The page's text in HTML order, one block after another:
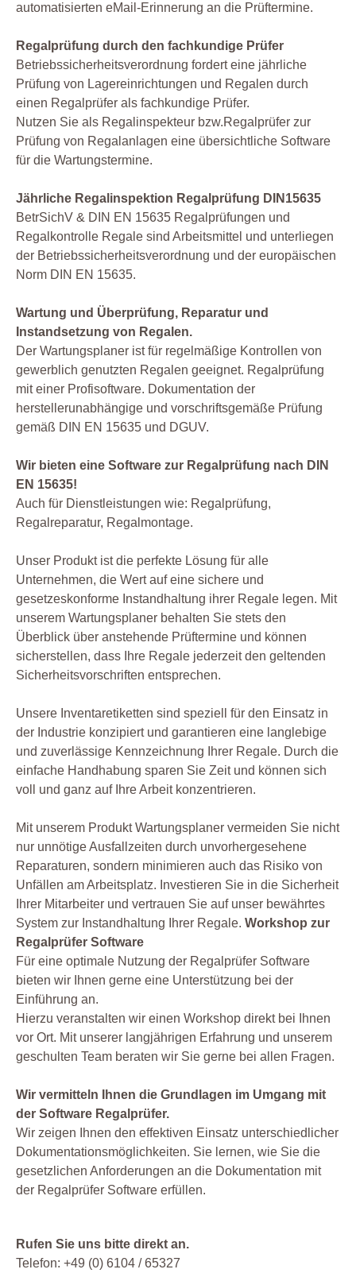
automatisierten eMail-Erinnerung an die Prüftermine.
Regalprüfung durch den fachkundige Prüfer
Betriebssicherheitsverordnung fordert eine jährliche
Prüfung von Lagereinrichtungen und Regalen durch
einen Regalprüfer als fachkundige Prüfer.
Nutzen Sie als Regalinspekteur bzw.Regalprüfer zur
Prüfung von Regalanlagen eine übersichtliche Software
für die Wartungstermine.
Jährliche Regalinspektion Regalprüfung DIN15635
BetrSichV & DIN EN 15635 Regalprüfungen und
Regalkontrolle Regale sind Arbeitsmittel und unterliegen
der Betriebssicherheitsverordnung und der europäischen
Norm DIN EN 15635.
Wartung und Überprüfung, Reparatur und
Instandsetzung von Regalen.
Der Wartungsplaner ist für regelmäßige Kontrollen von
gewerblich genutzten Regalen geeignet. Regalprüfung
mit einer Profisoftware. Dokumentation der
herstellerunabhängige und vorschriftsgemäße Prüfung
gemäß DIN EN 15635 und DGUV.
Wir bieten eine Software zur Regalprüfung nach DIN
EN 15635!
Auch für Dienstleistungen wie: Regalprüfung,
Regalreparatur, Regalmontage.
Unser Produkt ist die perfekte Lösung für alle
Unternehmen, die Wert auf eine sichere und
gesetzeskonforme Instandhaltung ihrer Regale legen. Mit
unserem Wartungsplaner behalten Sie stets den
Überblick über anstehende Prüftermine und können
sicherstellen, dass Ihre Regale jederzeit den geltenden
Sicherheitsvorschriften entsprechen.
Unsere Inventaretiketten sind speziell für den Einsatz in
der Industrie konzipiert und garantieren eine langlebige
und zuverlässige Kennzeichnung Ihrer Regale. Durch die
einfache Handhabung sparen Sie Zeit und können sich
voll und ganz auf Ihre Arbeit konzentrieren.
Mit unserem Produkt Wartungsplaner vermeiden Sie nicht
nur unnötige Ausfallzeiten durch unvorhergesehene
Reparaturen, sondern minimieren auch das Risiko von
Unfällen am Arbeitsplatz. Investieren Sie in die Sicherheit
Ihrer Mitarbeiter und vertrauen Sie auf unser bewährtes
System zur Instandhaltung Ihrer Regale. Workshop zur
Regalprüfer Software
Für eine optimale Nutzung der Regalprüfer Software
bieten wir Ihnen gerne eine Unterstützung bei der
Einführung an.
Hierzu veranstalten wir einen Workshop direkt bei Ihnen
vor Ort. Mit unserer langjährigen Erfahrung und unserem
geschulten Team beraten wir Sie gerne bei allen Fragen.
Wir vermitteln Ihnen die Grundlagen im Umgang mit
der Software Regalprüfer.
Wir zeigen Ihnen den effektiven Einsatz unterschiedlicher
Dokumentationsmöglichkeiten. Sie lernen, wie Sie die
gesetzlichen Anforderungen an die Dokumentation mit
der Regalprüfer Software erfüllen.
Rufen Sie uns bitte direkt an.
Telefon: +49 (0) 6104 / 65327